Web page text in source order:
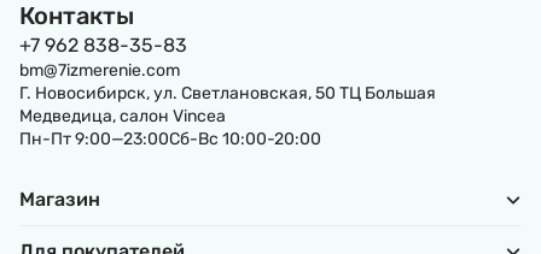
Контакты
+7 962 838-35-83
bm@7izmerenie.com
Г. Новосибирск, ул. Светлановская, 50 ТЦ Большая
Медведица, салон Vincea
Пн-Пт 9:00—23:00Сб-Вс 10:00-20:00
Магазин